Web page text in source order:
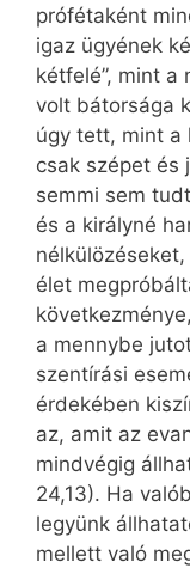
prófétaként
igaz ügyének
kétfelé”, mint a
volt bátorsága
úgy tett, mint a
csak szépet és
semmi sem
és a királyné
élet
a mennybe
szentírási
érdekében
az, amit az
mindvégig
24,13). Ha
legyünk
mellett való